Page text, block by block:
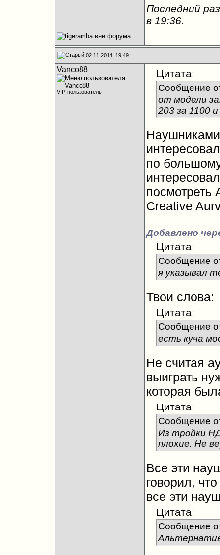
Последний
в 19:36.
02.11.2014, 19:49
Vanco88
VIP-пользователь
Цитата:
Сообщение
от модели
203 за 1100
Наушниками
по
посмотреть
Creative
Добавлено
Цитата:
Сообщение
я указывал
Твои слова:
Цитата:
Сообщение
есть куча
Не считая
выиграть
которая
Цитата:
Сообщение
Из тройки
плохие. Не
Все эти
говорил,
все эти
Цитата:
Сообщение